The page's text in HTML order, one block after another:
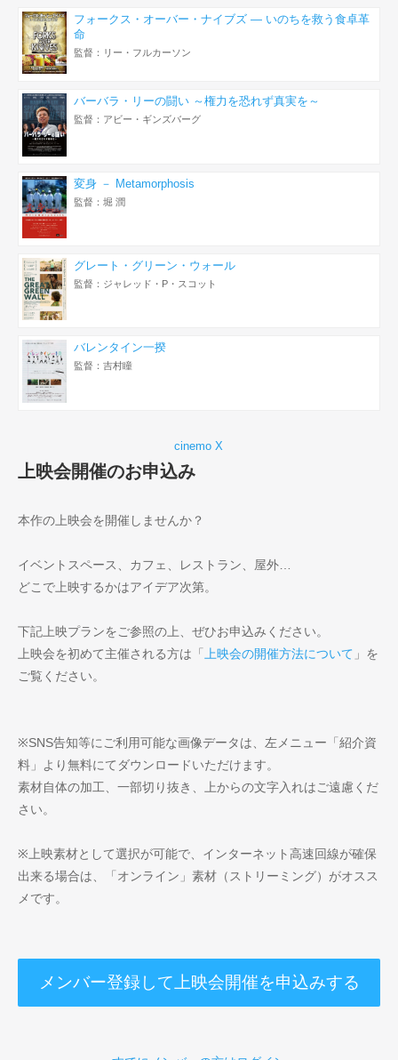
フォークス・オーバー・ナイブズ ― いのちを救う食卓革
命
監督：リー・フルカーソン
バーバラ・リーの闘い ～権力を恐れず真実を～
監督：アビー・ギンズバーグ
変身 － Metamorphosis
監督：堀 潤
グレート・グリーン・ウォール
監督：ジャレッド・P・スコット
バレンタイン一揆
監督：吉村瞳
cinemo X
上映会開催のお申込み
本作の上映会を開催しませんか？
イベントスペース、カフェ、レストラン、屋外…
どこで上映するかはアイデア次第。
下記上映プランをご参照の上、ぜひお申込みください。
上映会を初めて主催される方は「 上映会の開催方法について 」を
ご覧ください。
※SNS告知等にご利用可能な画像データは、左メニュー「紹介資
料」より無料にてダウンロードいただけます。
素材自体の加工、一部切り抜き、上からの文字入れはご遠慮くだ
さい。
※上映素材として選択が可能で、インターネット高速回線が確保
出来る場合は、「オンライン」素材（ストリーミング）がオスス
メです。
メンバー登録して上映会開催を申込みする